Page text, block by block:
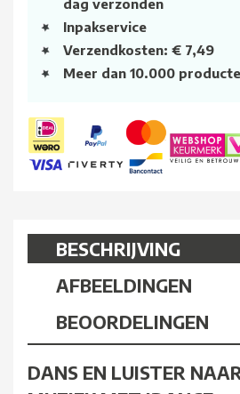
dag verzonden
Inpakservice
Verzendkosten: € 7,49
Meer dan 10.000
BESCHRIJVING
AFBEELDINGEN
BEOORDELINGEN
DANS EN LUISTER